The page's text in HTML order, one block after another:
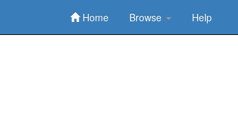
Home Browse Help